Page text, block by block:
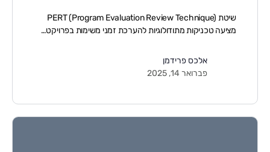
שיטת PERT (Program Evaluation Review Technique)
מציעה טכניקות מתודולוגיות להערכת זמני משימות בפרויקט…
אלכס פרידמן
פברואר 14, 2025